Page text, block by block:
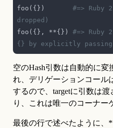
foo({}) #=>
foo({}, **{}) #=> Ruby
空のHash引数は自動的に変
れ、デリゲーションコール
するので、targetに引数は
り、これは唯一のコーナー
最後の行で述べたように